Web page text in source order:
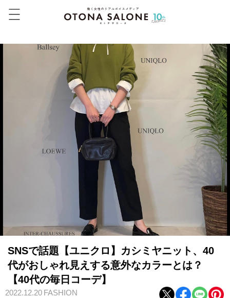
SNSで話題【ユニクロ】カシミヤニット、40
代がおしゃれ見えする意外なカラーとは？
【40代の毎日コーデ】
2022.12.20 FASHION